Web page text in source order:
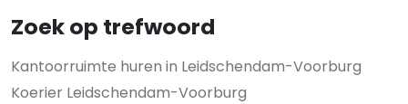
Zoek op trefwoord
Kantoorruimte huren in Leidschendam-Voorburg
Koerier Leidschendam-Voorburg